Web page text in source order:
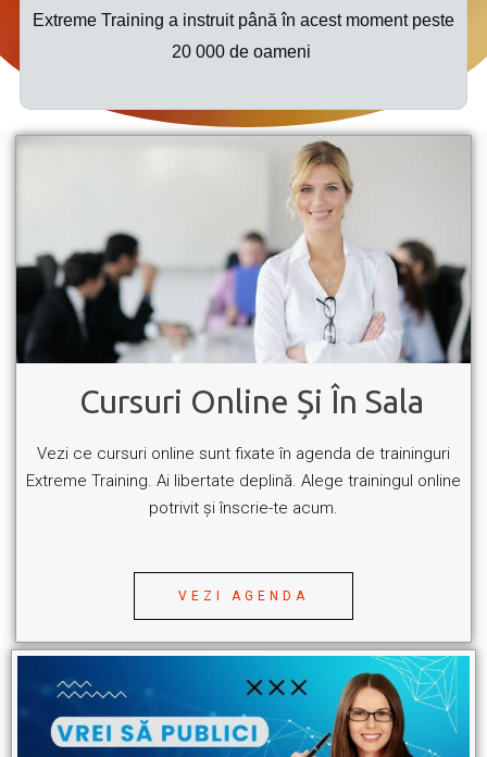
Extreme Training a instruit până în acest moment peste
20 000 de oameni
Cursuri Online Și În Sala
Vezi ce cursuri online sunt fixate în agenda de traininguri
Extreme Training. Ai libertate deplină. Alege trainingul online
potrivit și înscrie-te acum.
VEZI AGENDA